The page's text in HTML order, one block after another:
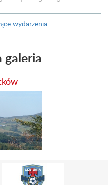
wydarzenia
galeria